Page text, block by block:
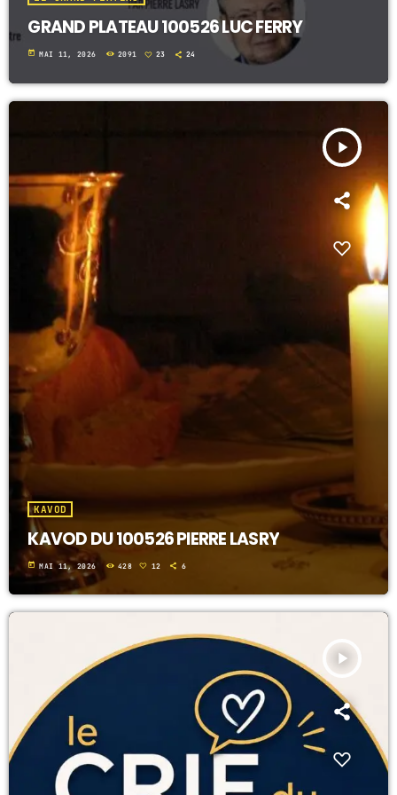
GRAND PLATEAU 100526 LUC FERRY
today MAI 11, 2026 2091 23 24
play_arrow
KAVOD
KAVOD DU 100526 PIERRE LASRY
today MAI 11, 2026 428 12 6
play_arrow